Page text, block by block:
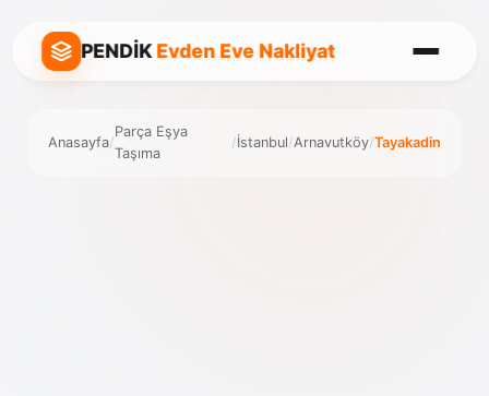
PENDİKEvden Eve Nakliyat
Anasayfa/
Parça Eşya
Taşıma
/İstanbul/Arnavutköy/Tayakadin